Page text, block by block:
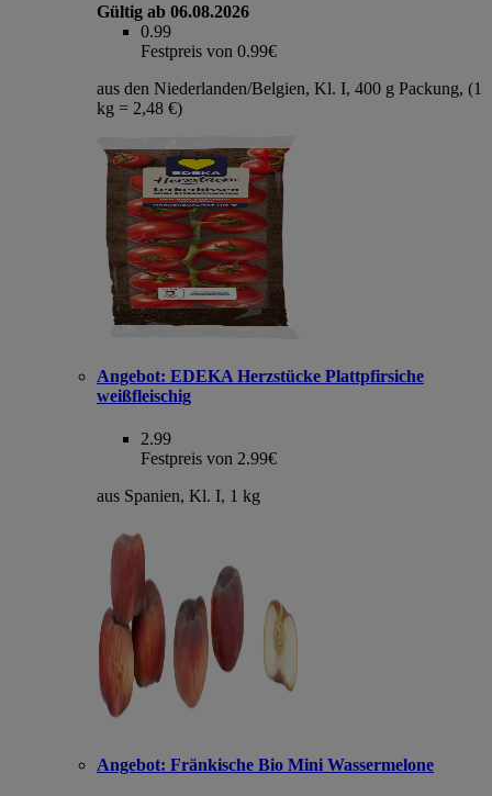
Gültig ab 06.08.2026
0.99
Festpreis von 0.99€
aus den Niederlanden/Belgien, Kl. I, 400 g Packung, (1
kg = 2,48 €)
Angebot: EDEKA Herzstücke Plattpfirsiche
weißfleischig
2.99
Festpreis von 2.99€
aus Spanien, Kl. I, 1 kg
Angebot: Fränkische Bio Mini Wassermelone